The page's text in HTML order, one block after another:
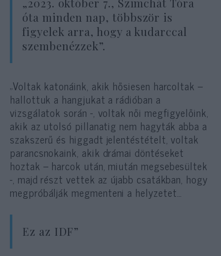
óta minden nap, többször is
figyelek arra, hogy a kudarccal
szembenézzek”.
„Voltak katonáink, akik hősiesen harcoltak –
hallottuk a hangjukat a rádióban a
vizsgálatok során -, voltak női megfigyelőink,
akik az utolsó pillanatig nem hagyták abba a
szakszerű és higgadt jelentéstételt, voltak
parancsnokaink, akik drámai döntéseket
hoztak – harcok után, miután megsebesültek
-, majd részt vettek az újabb csatákban, hogy
megpróbálják megmenteni a helyzetet…
Ez az IDF”